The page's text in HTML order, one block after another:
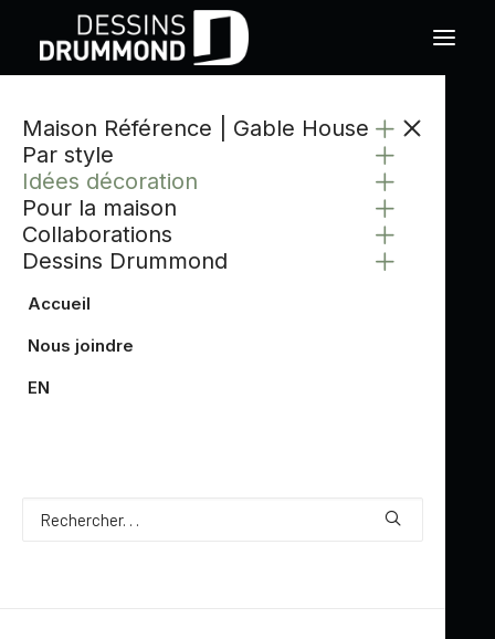
Maison Référence | Gable House
Par style
Idées décoration
Pour la maison
Collaborations
Dessins Drummond
Accueil
Nous joindre
EN